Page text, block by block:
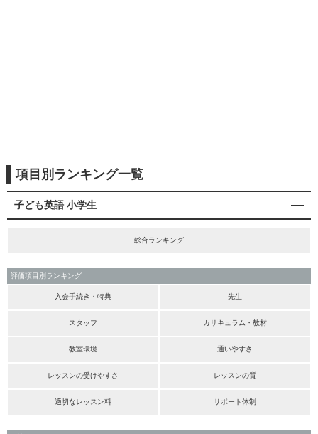
項目別ランキング一覧
子ども英語 小学生
総合ランキング
評価項目別ランキング
入会手続き・特典 先生
スタッフ カリキュラム・教材
教室環境 通いやすさ
レッスンの受けやすさ レッスンの質
適切なレッスン料 サポート体制